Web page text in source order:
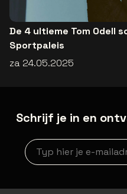
De 4 ultieme Tom Odell
Sportpaleis
za 24.05.2025
Schrijf je in en
Nieuwsbrief aanmelding